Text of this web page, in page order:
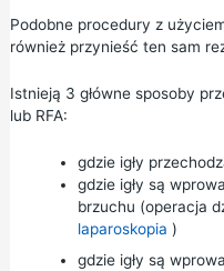
Podobne procedury z
również przynieść ten sam
Istnieją 3 główne sposoby
lub RFA:
gdzie igły
gdzie igły są
brzuchu (operacja
laparoskopia )
gdzie igły są